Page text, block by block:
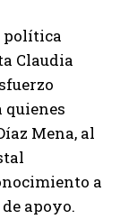
política
Claudia
quienes
Mena, al
a
apoyo.